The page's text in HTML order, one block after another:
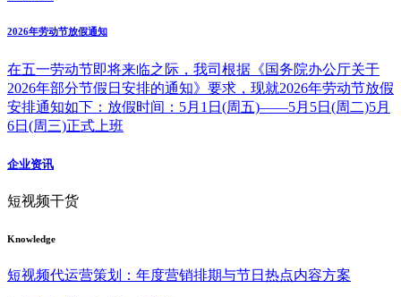
2026年劳动节放假通知
在五一劳动节即将来临之际，我司根据《国务院办公厅关于
2026年部分节假日安排的通知》要求，现就2026年劳动节放假
安排通知如下：放假时间：5月1日(周五)——5月5日(周二)5月
6日(周三)正式上班
企业资讯
短视频干货
Knowledge
短视频代运营策划：年度营销排期与节日热点内容方案